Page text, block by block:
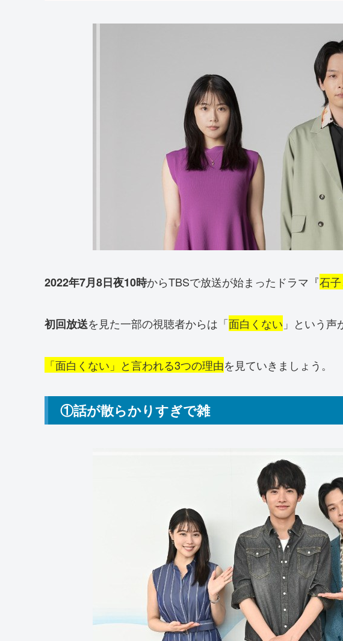
2022年7月8日夜10時からTBSで放送が始まったドラマ『石
初回放送を見た一部の視聴者からは「面白くない 」という声
「面白くない」と言われる3つの理由を見ていきましょう。
①話が散らかりすぎで雑